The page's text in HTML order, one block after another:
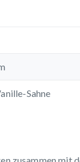
Sahne